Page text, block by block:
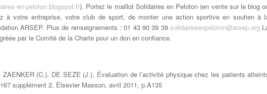
en-peloton.blogspot.fr). Portez le maillot Solidaires en Peloton (en vente sur le blog
à votre entreprise, votre club de sport, de monter une action sportive en soutien à
ARSEP. Plus de renseignements : 01 43 90 39 39 solidairesenpeloton@arsep.org
par le Comité de la Charte pour un don en confiance.
(C.), DE SEZE (J.), Évaluation de l’activité physique chez les patients
supplément 2, Elsevier Masson, avril 2011, p.A135